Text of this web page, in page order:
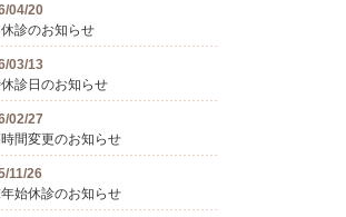
04/20
休診のお知らせ
03/13
診日のお知らせ
02/27
間変更のお知らせ
11/26
始休診のお知らせ